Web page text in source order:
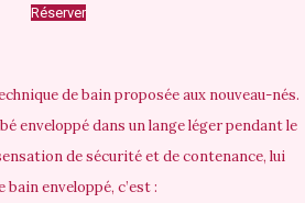
Réserver
de bain proposée aux nouveau-nés.
enveloppé dans un lange léger pendant le
de sécurité et de contenance, lui
enveloppé, c’est :